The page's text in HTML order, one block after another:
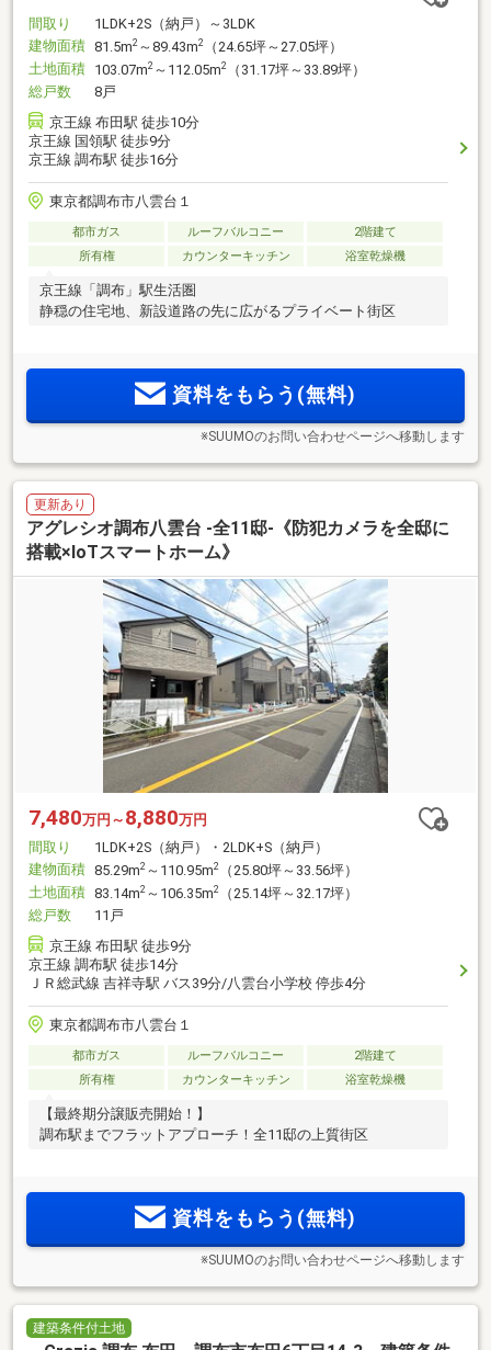
間取り
1LDK+2S（納戸）～3LDK
建物面積 81.5m2 ～89.43m2
（24.65坪～27.05坪）
土地面積 103.07m2 ～112.05m2
（31.17坪～33.89坪）
総戸数
8戸
京王線 布田駅 徒歩10分
京王線 国領駅 徒歩9分
京王線 調布駅 徒歩16分
東京都調布市八雲台１
都市ガス ルーフバルコニー
2階建て
所有権
カウンターキッチン 浴室乾燥機
京王線「調布」駅生活圏
静穏の住宅地、新設道路の先に広がるプライベート街区
資料をもらう(無料)
※SUUMOのお問い合わせページへ移動します
更新あり
アグレシオ調布八雲台 -全11邸-《防犯カメラを全邸に
搭載×IoTスマートホーム》
7,480万円～ 8,880万円
間取り
1LDK+2S（納戸）・2LDK+S（納戸）
建物面積 85.29m2 ～110.95m2
（25.80坪～33.56坪）
土地面積 83.14m2 ～106.35m2
（25.14坪～32.17坪）
総戸数
11戸
京王線 布田駅 徒歩9分
京王線 調布駅 徒歩14分
ＪＲ総武線 吉祥寺駅 バス39分/八雲台小学校 停歩4分
東京都調布市八雲台１
都市ガス ルーフバルコニー
2階建て
所有権
カウンターキッチン 浴室乾燥機
【最終期分譲販売開始！】
調布駅までフラットアプローチ！全11邸の上質街区
資料をもらう(無料)
※SUUMOのお問い合わせページへ移動します
建築条件付土地